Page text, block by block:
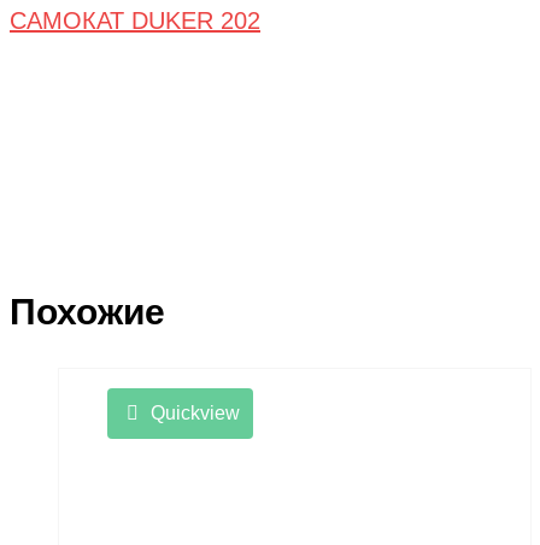
САМОКАТ DUKER 202
Похожие
Quickview